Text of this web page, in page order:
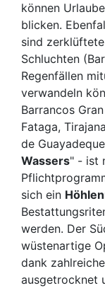
können
blicken.
sind
Schluchten
Regenfällen
verwandeln
Barrancos
Fataga,
de
Wassers" - ist
sich ein
werden. Der
wüstenartige
dank
ausgetrocknet